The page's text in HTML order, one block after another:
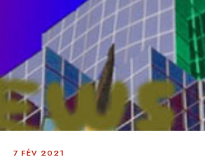
7 FÉV 2021